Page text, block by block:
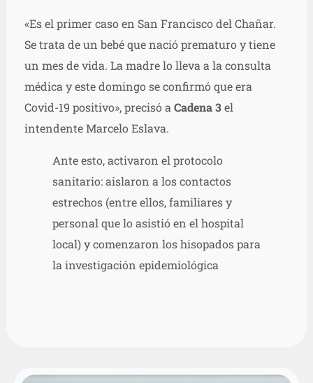
«Es el primer caso en San Francisco del Chañar.
Se trata de un bebé que nació prematuro y tiene
un mes de vida. La madre lo lleva a la consulta
médica y este domingo se confirmó que era
Covid-19 positivo», precisó aCadena 3el
intendente Marcelo Eslava.
Ante esto, activaron el protocolo
sanitario: aislaron a los contactos
estrechos (entre ellos, familiares y
personal que lo asistió en el hospital
local) y comenzaron los hisopados para
la investigación epidemiológica